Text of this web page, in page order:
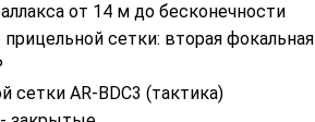
от 14 м до бесконечности
сетки: вторая фокальная
сетки AR-BDC3 (тактика)